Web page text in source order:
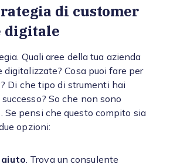
di customer
digitale
Quali aree della tua azienda
digitalizzate? Cosa puoi fare per
Di che tipo di strumenti hai
So che non sono
Se pensi che questo compito sia
opzioni:
aiuto . Trova un consulente